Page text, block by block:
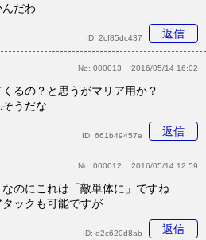
だわ
返信
ID: 2cf85dc437
No: 000013 2016/05/14 16:02
るの？と思うがマリア用か？
うだな
返信
ID: 661b49457e
No: 000012 2016/05/14 12:59
のにこれは「敵単体に」ですね
ックも可能ですが
返信
ID: e2c620d8ab